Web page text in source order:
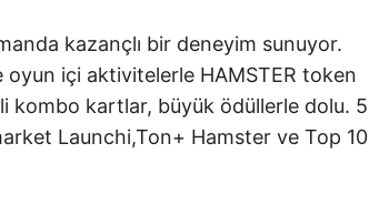
kazançlı bir deneyim sunuyor.
oyun içi aktivitelerle HAMSTER token
kombo kartlar, büyük ödüllerle dolu. 5
Launchi,Ton+ Hamster ve Top 10